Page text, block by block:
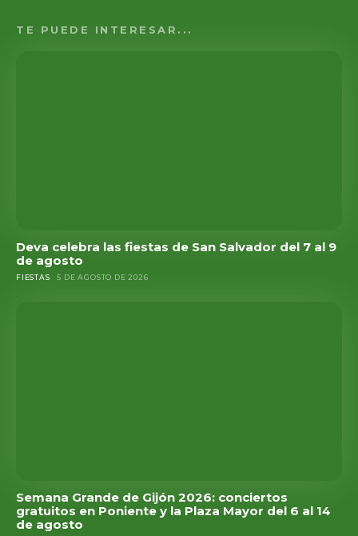
TE PUEDE INTERESAR...
Deva celebra las fiestas de San Salvador del 7 al 9
de agosto
FIESTAS 5 DE AGOSTO DE 2026
Semana Grande de Gijón 2026: conciertos
gratuitos en Poniente y la Plaza Mayor del 6 al 14
de agosto